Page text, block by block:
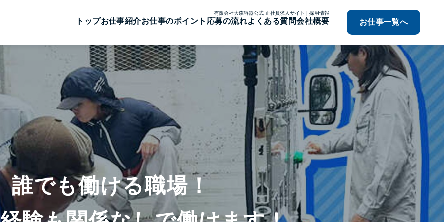
有限会社大森容器公式 正社員求人サイト | 採用情報
トップお仕事紹介お仕事のポイント 応募の流れよくある質問会社概要 お仕事一覧へ
誰でも働ける職場！